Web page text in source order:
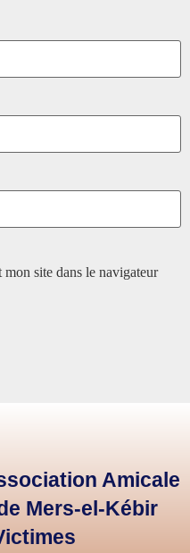
site dans le navigateur
Amicale
Mers-el-Kébir